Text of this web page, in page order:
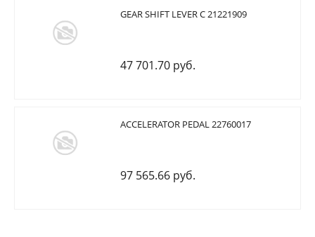
GEAR SHIFT LEVER C 21221909
47 701.70 руб.
ACCELERATOR PEDAL 22760017
97 565.66 руб.